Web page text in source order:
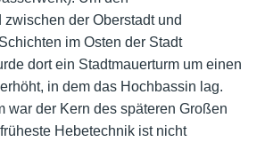
der Oberstadt und
im Osten der Stadt
dort ein Stadtmauerturm um einen
in dem das Hochbassin lag.
war der Kern des späteren Großen
Hebetechnik ist nicht